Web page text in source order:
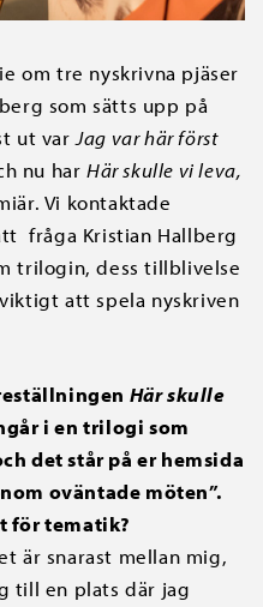
om tre nyskrivna pjäser
som sätts upp på
ut varJag var här först
nu harHär skulle vi leva,
Vi kontaktade
fråga Kristian Hallberg
trilogin, dess tillblivelse
att spela nyskriven
Här skulle
i en trilogi som
det står på er hemsida
oväntade möten”.
för tematik?
är snarast mellan mig,
till en plats där jag